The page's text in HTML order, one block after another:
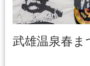
武雄温泉春ま